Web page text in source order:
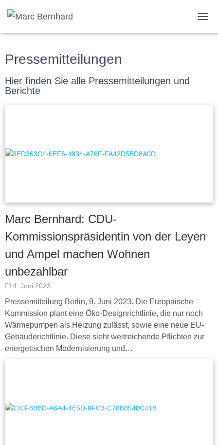
Pressemitteilungen
Hier finden Sie alle Pressemitteilungen und
Berichte
Marc Bernhard: CDU-
Kommissionspräsidentin von der Leyen
und Ampel machen Wohnen
unbezahlbar
14. Juni 2023
Pressemitteilung Berlin, 9. Juni 2023. Die Europäische
Kommission plant eine Öko-Designrichtlinie, die nur noch
Wärmepumpen als Heizung zulässt, sowie eine neue EU-
Gebäuderichtlinie. Diese sieht weitreichende Pflichten zur
energetischen Modernisierung und…